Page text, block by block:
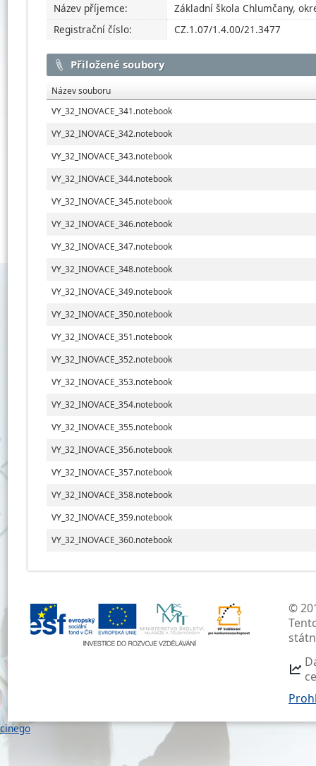
Název příjemce:
Základní škola Chlumčany,
Registrační číslo:
CZ.1.07/1.4.00/21.3477
Přiložené soubory
Název souboru
VY_32_INOVACE_341.notebook
VY_32_INOVACE_342.notebook
VY_32_INOVACE_343.notebook
VY_32_INOVACE_344.notebook
VY_32_INOVACE_345.notebook
VY_32_INOVACE_346.notebook
VY_32_INOVACE_347.notebook
VY_32_INOVACE_348.notebook
VY_32_INOVACE_349.notebook
VY_32_INOVACE_350.notebook
VY_32_INOVACE_351.notebook
VY_32_INOVACE_352.notebook
VY_32_INOVACE_353.notebook
VY_32_INOVACE_354.notebook
VY_32_INOVACE_355.notebook
VY_32_INOVACE_356.notebook
VY_32_INOVACE_357.notebook
VY_32_INOVACE_358.notebook
VY_32_INOVACE_359.notebook
VY_32_INOVACE_360.notebook
©
cinego